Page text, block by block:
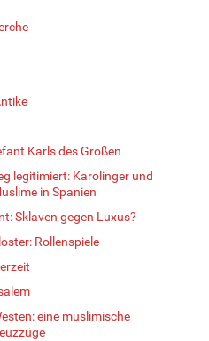
Karls des Großen
legitimiert: Karolinger und
in Spanien
Sklaven gegen Luxus?
Rollenspiele
eine muslimische